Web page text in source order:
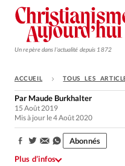
Un repère dans l'actualité depuis 1872
Monde
Opinions
ACCUEIL TOUS LES
Par Maude Burkhalter
15 Août 2019
Mis à jour le 4 Août 2020
Partager:
Abonnés
Plus d’infos